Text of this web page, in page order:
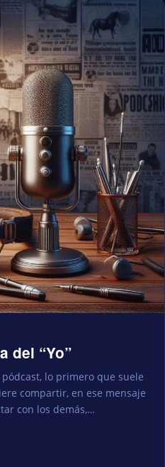
del “Yo”
lo primero que suele
compartir, en ese mensaje
con los demás,…